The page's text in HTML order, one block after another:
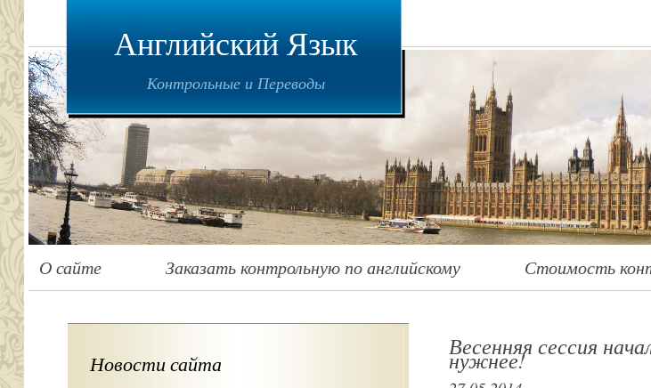
Английский Язык
Контрольные и Переводы
О сайте Заказать контрольную по английскому Стоимость
Новости сайта
Весенняя сессия
нужнее!